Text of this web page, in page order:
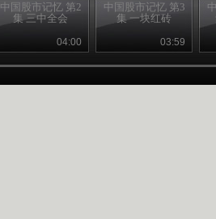
中国股市记忆 第2
集 三中全会
04:00
中国股市记忆 第3
集 一块红砖
03:59